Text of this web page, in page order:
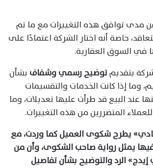
مدى توافق هذه التغييرات مع ما تم
خاصة أنه اختار الشركة اعتمادًا على
في السوق العقارية.
بتقديمتوضيح رسمي وشفاف بشأن
وما إذا كانت الخدمات والتقسيمات
عند البيع قد طرأت عليها تعديلات، وما
المتضررين من هذه التغييرات.
الاقتصادي» يطرح شكوى العميل كما وردت، مع
فيها يمثل رواية صاحب الشكوى، وأن من
الرد والتوضيح بشأن تفاصيل